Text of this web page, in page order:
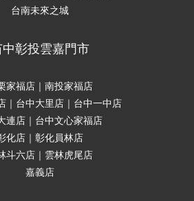
台南未來之城
彰投雲嘉門市
家福店｜南投家福店
｜台中大里店｜台中一中店
連店｜台中文心家福店
化店｜彰化員林店
斗六店｜雲林虎尾店
嘉義店